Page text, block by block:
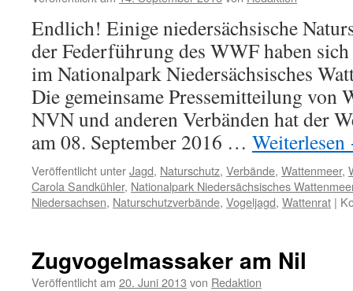
Endlich! Einige niedersächsische
der Federführung des WWF haben
im Nationalpark Niedersächsisches
Die gemeinsame Pressemitteilung
NVN und anderen Verbänden hat der
am 08. September 2016 … Weiterlesen
Veröffentlicht unterJagd, Naturschutz, Verbände, Wattenmeer,
Carola Sandkühler, Nationalpark Niedersächsisches
Niedersachsen, Naturschutzverbände, Vogeljagd, Wattenrat |
Zugvogelmassaker am Nil
Veröffentlicht am 20. Juni 2013 von Redaktion